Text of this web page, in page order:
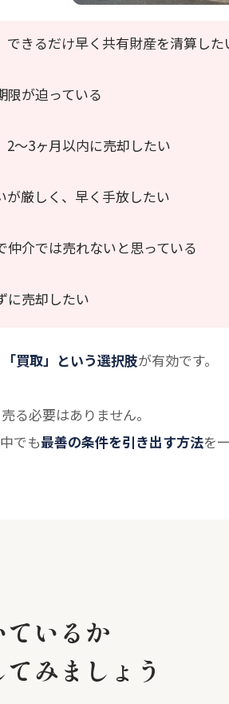
できるだけ早く共有財産を清算した
限が迫っている
2〜3ヶ月以内に売却したい
が厳しく、早く手放したい
仲介では売れないと思っている
に売却したい
「買取」という選択肢が有効です。
る必要はありません。
でも最善の条件を引き出す方法を
いるか
みましょう